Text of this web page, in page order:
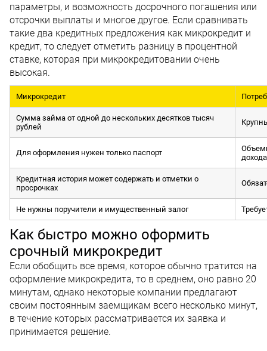
параметры, и возможность досрочного погашения или
отсрочки выплаты и многое другое. Если сравнивать
такие два кредитных предложения как микрокредит и
кредит, то следует отметить разницу в процентной
ставке, которая при микрокредитовании очень
высокая.
Микрокредит
Сумма займа от одной до нескольких десятков тысяч
рублей
Для оформления нужен только паспорт
Кредитная история может содержать и отметки о
просрочках
Не нужны поручители и имущественный залог
Как быстро можно оформить
срочный микрокредит
Если обобщить все время, которое обычно тратится на
оформление микрокредита, то в среднем, оно равно 20
минутам, однако некоторые компании предлагают
своим постоянным заемщикам всего несколько минут,
в течение которых рассматривается их заявка и
принимается решение.